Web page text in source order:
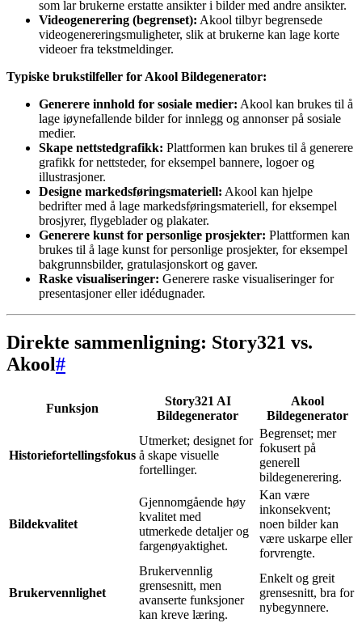
som lar brukerne erstatte ansikter i bilder med andre ansikter.
Videogenerering (begrenset): Akool tilbyr begrensede
videogenereringsmuligheter, slik at brukerne kan lage korte
videoer fra tekstmeldinger.
Typiske brukstilfeller for Akool Bildegenerator:
Generere innhold for sosiale medier: Akool kan brukes til å
lage iøynefallende bilder for innlegg og annonser på sosiale
medier.
Skape nettstedgrafikk: Plattformen kan brukes til å generere
grafikk for nettsteder, for eksempel bannere, logoer og
illustrasjoner.
Designe markedsføringsmateriell: Akool kan hjelpe
bedrifter med å lage markedsføringsmateriell, for eksempel
brosjyrer, flygeblader og plakater.
Generere kunst for personlige prosjekter: Plattformen kan
brukes til å lage kunst for personlige prosjekter, for eksempel
bakgrunnsbilder, gratulasjonskort og gaver.
Raske visualiseringer: Generere raske visualiseringer for
presentasjoner eller idédugnader.
Direkte sammenligning: Story321 vs.
Akool#
Funksjon
Story321 AI
Bildegenerator
Akool
Bildegenerator
Historiefortellingsfokus
Utmerket; designet for
å skape visuelle
fortellinger.
Begrenset; mer
fokusert på
generell
bildegenerering.
Bildekvalitet
Gjennomgående høy
kvalitet med
utmerkede detaljer og
fargenøyaktighet.
Kan være
inkonsekvent;
noen bilder kan
være uskarpe eller
forvrengte.
Brukervennlighet
Brukervennlig
grensesnitt, men
avanserte funksjoner
kan kreve læring.
Enkelt og greit
grensesnitt, bra for
nybegynnere.